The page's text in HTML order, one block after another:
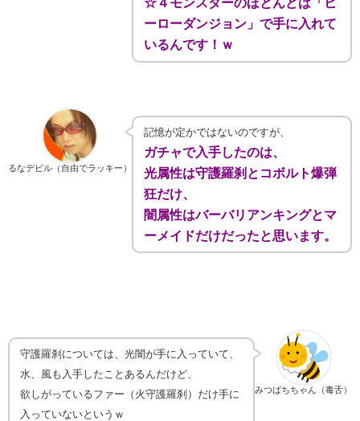
☆４モンスターのほとんどは「ヒ
ーローダンジョン」で手に入れて
いるんです！ｗ
るなデビル（自由でラッキー）
記憶が定かではないのですが、
ガチャで入手したのは、
光属性は守護羅刹とコボルト爆弾
狂だけ、
闇属性はバーバリアンキングとマ
ーメイドだけだったと思います。
みつばちちゃん（毒舌）
守護羅刹については、光闇が手に入っていて、
水、風も入手したことあるんだけど、
欲しがっているファー（火守護羅刹）だけ手に
入っていないというｗ